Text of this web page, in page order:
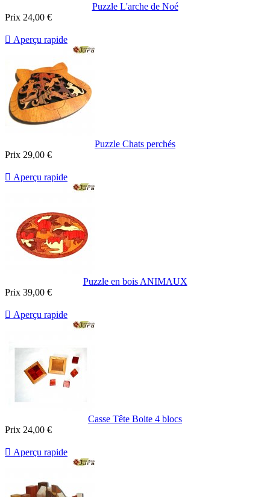
Puzzle L'arche de Noé
Prix 24,00 €
 Aperçu rapide
Puzzle Chats perchés
Prix 29,00 €
 Aperçu rapide
Puzzle en bois ANIMAUX
Prix 39,00 €
 Aperçu rapide
Casse Tête Boite 4 blocs
Prix 24,00 €
 Aperçu rapide